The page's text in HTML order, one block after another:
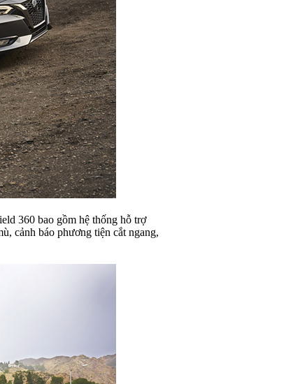
360 bao gồm hệ thống hỗ trợ
cảnh báo phương tiện cắt ngang,